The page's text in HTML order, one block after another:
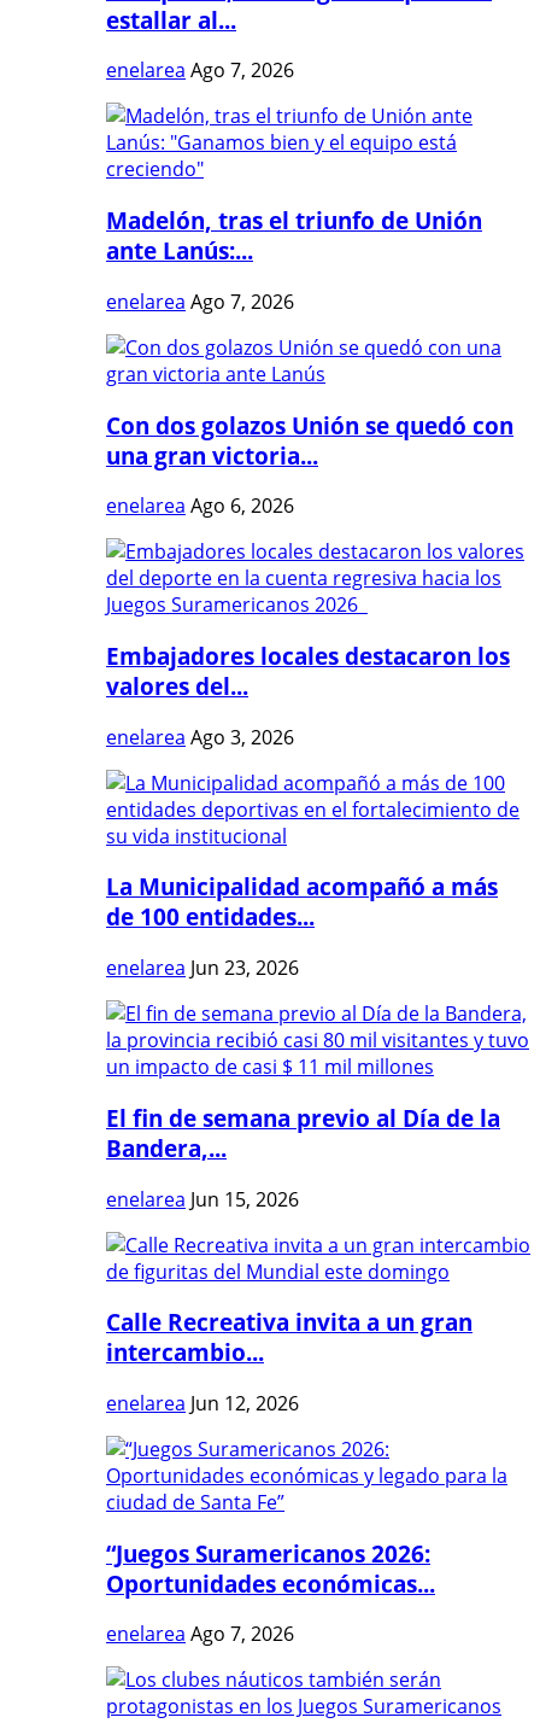
estallar al...
enelarea Ago 7, 2026
Madelón, tras el triunfo de Unión
ante Lanús:...
enelarea Ago 7, 2026
Con dos golazos Unión se quedó con
una gran victoria...
enelarea Ago 6, 2026
Embajadores locales destacaron los
valores del...
enelarea Ago 3, 2026
La Municipalidad acompañó a más
de 100 entidades...
enelarea Jun 23, 2026
El fin de semana previo al Día de la
Bandera,...
enelarea Jun 15, 2026
Calle Recreativa invita a un gran
intercambio...
enelarea Jun 12, 2026
“Juegos Suramericanos 2026:
Oportunidades económicas...
enelarea Ago 7, 2026